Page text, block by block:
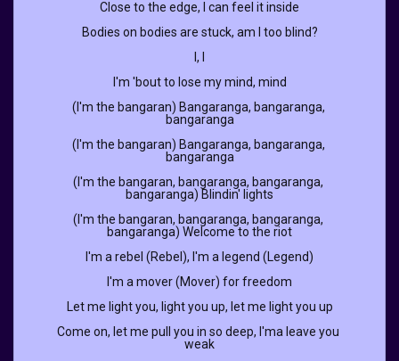
Close to the edge, I can feel it inside
Bodies on bodies are stuck, am I too blind?
I, I
I'm 'bout to lose my mind, mind
(I'm the bangaran) Bangaranga, bangaranga,
bangaranga
(I'm the bangaran) Bangaranga, bangaranga,
bangaranga
(I'm the bangaran, bangaranga, bangaranga,
bangaranga) Blindin' lights
(I'm the bangaran, bangaranga, bangaranga,
bangaranga) Welcome to the riot
I'm a rebel (Rebel), I'm a legend (Legend)
I'm a mover (Mover) for freedom
Let me light you, light you up, let me light you up
Come on, let me pull you in ѕo deep, I'ma leave you
weak